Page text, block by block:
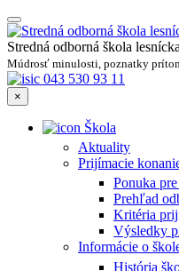
Stredná odborná škola
Múdrosť minulosti, poznatky
043 530 93 11
×
Škola
Aktuality
Prijímacie
Ponuka
Prehľad
Kritéria
Výsledky
Informácie o
História